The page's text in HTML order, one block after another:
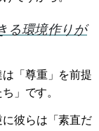
る環境作りが
は「尊重」を前提
」です。
彼らは「素直だ